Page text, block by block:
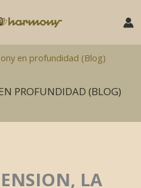
en profundidad (Blog)
PROFUNDIDAD (BLOG)
LA